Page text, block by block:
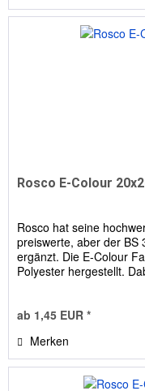
Rosco E-Colour
Rosco hat seine
preiswerte, aber der BS
ergänzt. Die E-Colour
Polyester hergestellt.
ab 1,45 EUR *
Merken